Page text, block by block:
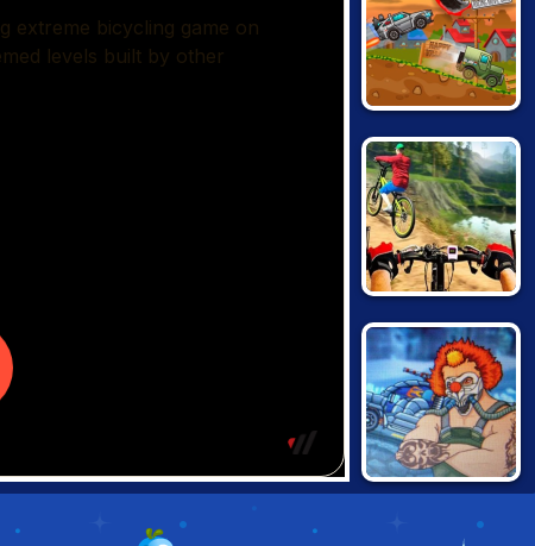
RACING MOVIE
CARS
MOUNTAINBIKE
DOWNHILL 3D
MAD MAX: DEATH